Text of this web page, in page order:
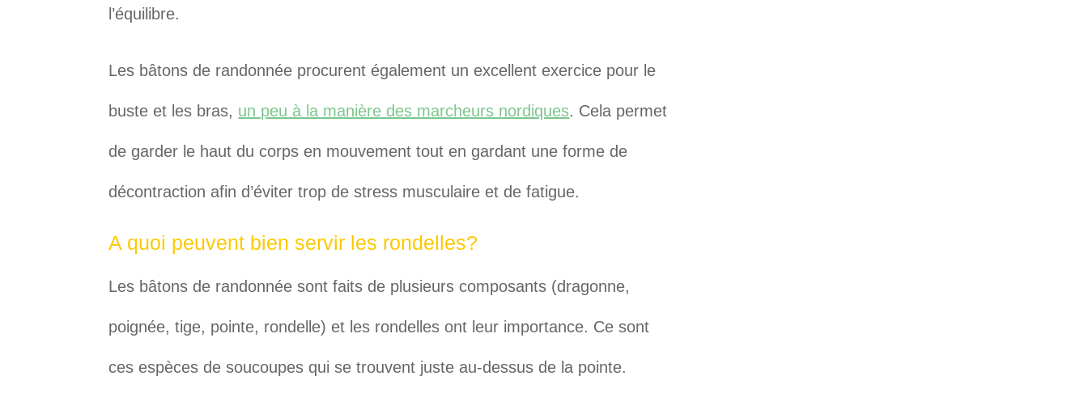
l’équilibre.
Les bâtons de randonnée procurent également un excellent exercice pour le
buste et les bras, un peu à la manière des marcheurs nordiques. Cela permet
de garder le haut du corps en mouvement tout en gardant une forme de
décontraction afin d’éviter trop de stress musculaire et de fatigue.
A quoi peuvent bien servir les rondelles?
Les bâtons de randonnée sont faits de plusieurs composants (dragonne,
poignée, tige, pointe, rondelle) et les rondelles ont leur importance. Ce sont
ces espèces de soucoupes qui se trouvent juste au-dessus de la pointe.